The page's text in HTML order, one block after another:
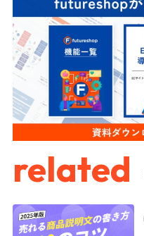
related